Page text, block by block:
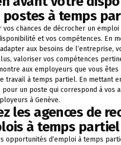
postes à temps
vos chances de décrocher un
et vos compétences. En
aux besoins de l’entreprise,
valoriser vos compétences
aux employeurs que vous
travail à temps partiel. En mettant
pour un poste qui correspond à
à Genève.
les agences de
à temps
opportunités d’emploi à temps